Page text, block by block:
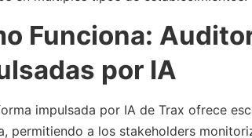
Funciona:
por IA
impulsada por IA de Trax ofrece
permitiendo a los stakeholders